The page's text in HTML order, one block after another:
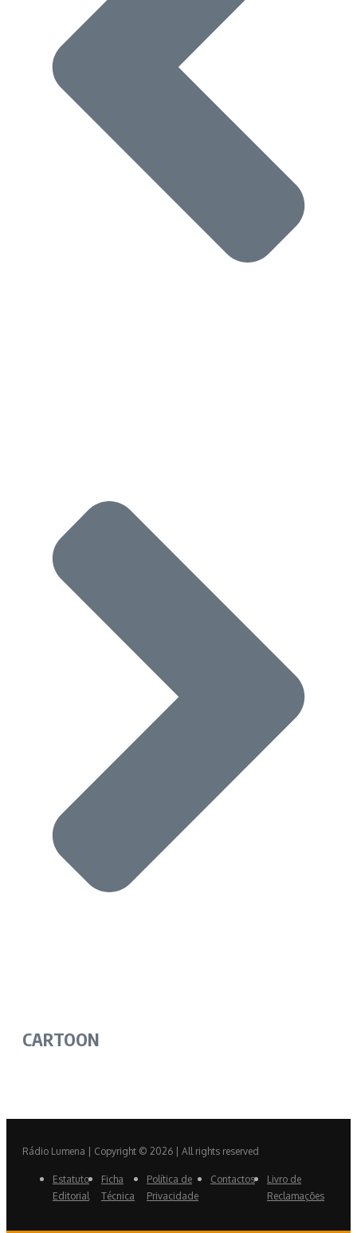
CARTOON
Rádio Lumena | Copyright © 2026 | All rights reserved
Estatuto
Editorial
Ficha
Técnica
Política de
Privacidade
Contactos
Livro de
Reclamações